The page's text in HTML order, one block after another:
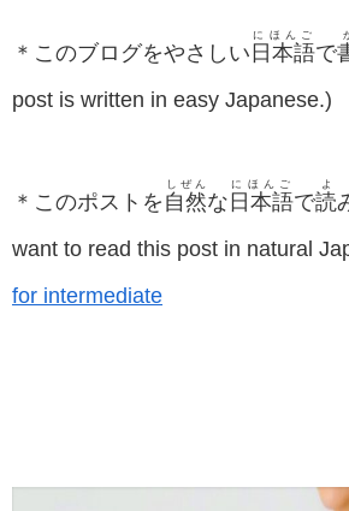
＊このブログをやさしい 日本語
にほんご
で
post is written in easy Japanese.)
＊このポストを 自然
しぜん
な 日本語
にほんご
で読
よ
want to read this post in natural
for intermediate